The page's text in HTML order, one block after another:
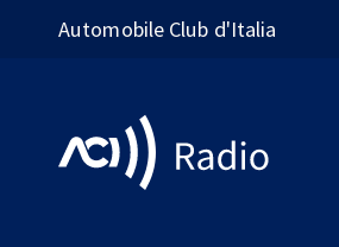
Automobile Club d'Italia